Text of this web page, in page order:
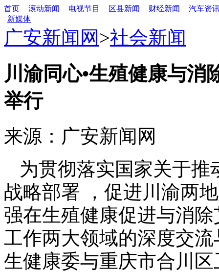
首页 滚动新闻 电视节目 区县新闻 财经新闻
汽车资
新媒体
广安新闻网 >社会新闻
川渝同⼼•⽣殖健康与
举行
来源：广安新闻网
为贯彻落实国家关于
战略部署 ，促进川渝两
强在⽣殖健康促进与消
⼯作两⼤领域的深度交
⽣健康委与重庆市合川